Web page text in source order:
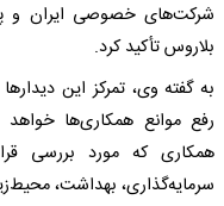
شرکت‌های خصوصی ایران و
بلاروس تأکید کرد.
به گفته وی، تمرکز این
رفع موانع همکاری‌ها
همکاری که مورد بررسی
سرمایه‌گذاری، بهداشت،